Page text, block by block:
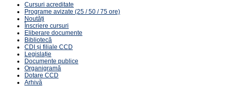
Cursuri acreditate
Programe avizate (25 / 50 / 75 ore)
Noutăți
Înscriere cursuri
Eliberare documente
Bibliotecă
CDI și filiale CCD
Legislație
Documente publice
Organigramă
Dotare CCD
Arhivă